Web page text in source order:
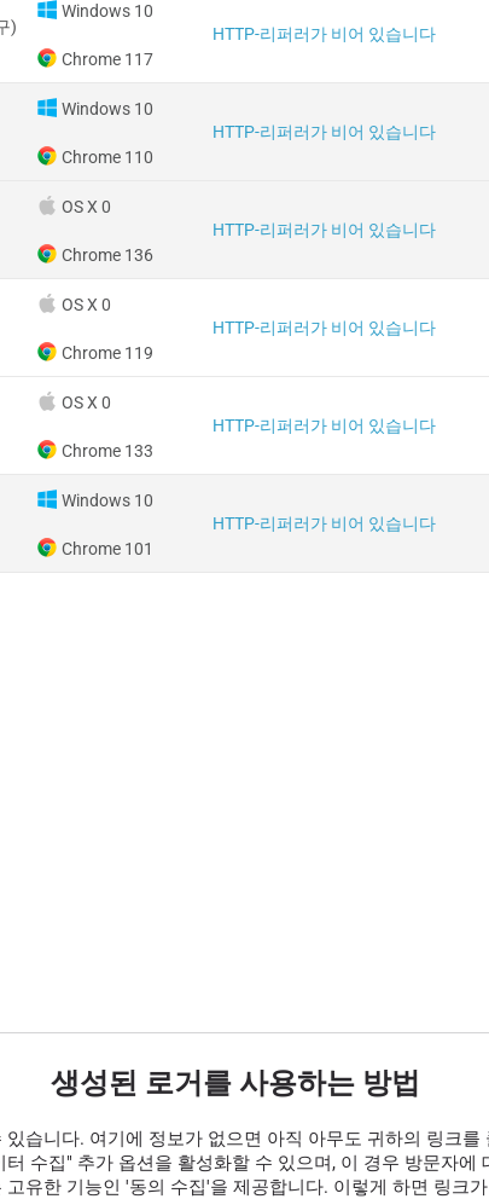
)
Windows 10
Chrome 117
HTTP-리퍼러가 비어 있습니다
Windows 10
Chrome 110
HTTP-리퍼러가 비어 있습니다
OS X 0
Chrome 136
HTTP-리퍼러가 비어 있습니다
OS X 0
Chrome 119
HTTP-리퍼러가 비어 있습니다
OS X 0
Chrome 133
HTTP-리퍼러가 비어 있습니다
Windows 10
Chrome 101
HTTP-리퍼러가 비어 있습니다
생성된 로거를 사용하는 방법
습니다. 여기에 정보가 없으면 아직 아무도 귀하의 링크를
수집" 추가 옵션을 활성화할 수 있으며, 이 경우 방문자
유한 기능인 '동의 수집'을 제공합니다. 이렇게 하면 링크